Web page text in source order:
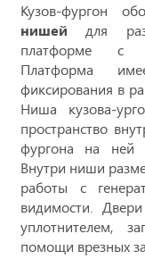
Кузов-фургон
нишей для
платформе с
Платформа
фиксирования в
Ниша кузова-
пространство
фургона на ней
Внутри ниши
работы с
видимости.
уплотнителем,
помощи врезных